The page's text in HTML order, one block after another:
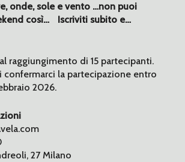
onde, sole e vento …non puoi
così… Iscriviti subito e…
al raggiungimento di 15 partecipanti.
confermarci la partecipazione entro
2026.
27 Milano